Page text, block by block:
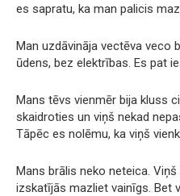
es sapratu, ka man palicis
Man uzdāvināja vectēva veco
ūdens, bez elektrības. Es pat
Mans tēvs vienmēr bija kluss
skaidroties un viņš nekad
Tāpēc es nolēmu, ka viņš
Mans brālis neko neteica.
izskatījās mazliet vainīgs. Bet